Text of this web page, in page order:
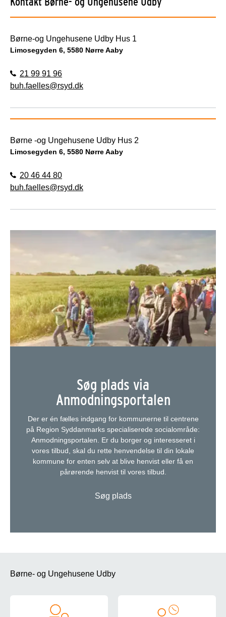
Børne-og Ungehusene Udby Hus 1
Limosegyden 6, 5580 Nørre Aaby
21 99 91 96
buh.faelles@rsyd.dk
Børne -og Ungehusene Udby Hus 2
Limosegyden 6, 5580 Nørre Aaby
20 46 44 80
buh.faelles@rsyd.dk
Søg plads via
Anmodningsportalen
Der er én fælles indgang for kommunerne til centrene
på Region Syddanmarks specialiserede socialområde:
Anmodningsportalen. Er du borger og interesseret i
vores tilbud, skal du rette henvendelse til din lokale
kommune for enten selv at blive henvist eller få en
pårørende henvist til vores tilbud.
Søg plads
Børne- og Ungehusene Udby